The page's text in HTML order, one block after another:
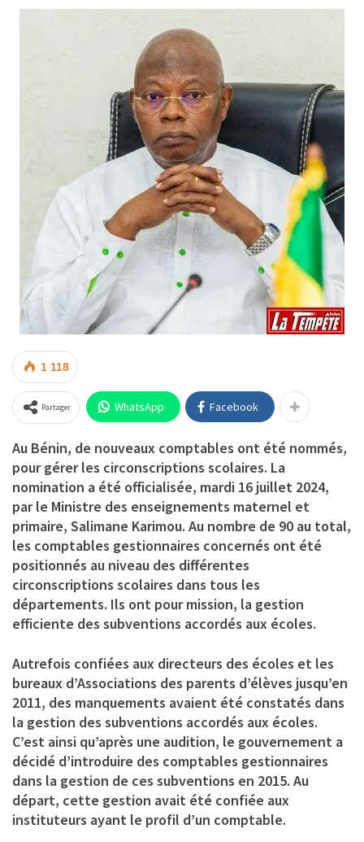
1 118
Partager WhatsApp Facebook
Au Bénin, de nouveaux comptables ont été nommés,
pour gérer les circonscriptions scolaires. La
nomination a été officialisée, mardi 16 juillet 2024,
par le Ministre des enseignements maternel et
primaire, Salimane Karimou. Au nombre de 90 au total,
les comptables gestionnaires concernés ont été
positionnés au niveau des différentes
circonscriptions scolaires dans tous les
départements. Ils ont pour mission, la gestion
efficiente des subventions accordés aux écoles.
Autrefois confiées aux directeurs des écoles et les
bureaux d’Associations des parents d’élèves jusqu’en
2011, des manquements avaient été constatés dans
la gestion des subventions accordés aux écoles.
C’est ainsi qu’après une audition, le gouvernement a
décidé d’introduire des comptables gestionnaires
dans la gestion de ces subventions en 2015. Au
départ, cette gestion avait été confiée aux
instituteurs ayant le profil d’un comptable.